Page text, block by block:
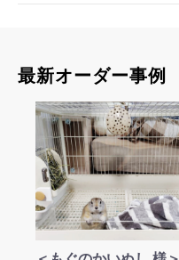
最新オーダー事例